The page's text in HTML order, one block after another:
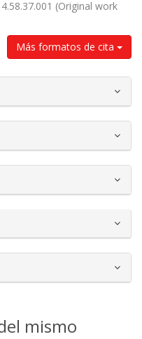
(Original work
Más formatos de cita
mismo